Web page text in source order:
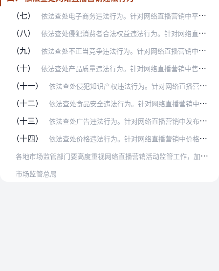
（七）
依法查处电子商务违法行为。针对网络直播营销中平台责任落实不到位等问题，依据《电子商务法》，重点查处擅自删除消费者评价、对平台内经营者侵害消费者合法权益行为未采取…
（八） 依法查处侵犯消费者合法权益违法行为。针对网络直播营销中售后服务保障不力等问题，依据《消费者权益保护法》，重点查处对消费者依法提出的修理、重作、更换、退货、补足商…
（九） 依法查处不正当竞争违法行为。针对网络直播营销中虚构交易或评价、网络直播者欺骗和误导消费者等不正当竞争问题，依据《反不正当竞争法》，重点查处实施虚假或者引人误解的…
（十） 依法查处产品质量违法行为。针对网络直播营销中售卖假冒伪劣产品等问题，依据《产品质量法》，重点查处在产品中掺杂掺假、以假充真、以次充好、以不合格产品冒充合格产品、…
（十一） 依法查处侵犯知识产权违法行为。针对网络直播营销中售卖侵犯知识产权产品等问题，依据《商标法》、《专利法》，重点查处侵犯注册商标专用权、假冒专利等违法行为。
（十二） 依法查处食品安全违法行为。针对网络直播营销中的食品安全问题，依据《食品安全法》，重点查处无经营资质销售食品、销售不符合食品安全标准的食品、销售标注虚假生产日期或…
（十三） 依法查处广告违法行为。针对网络直播营销中发布虚假违法广告问题，依据《广告法》，重点查处发布虚假广告、发布违背社会良好风尚的违法广告和违规广告代言等违法行为。
（十四） 依法查处价格违法行为。针对网络直播营销中价格违法问题，依据《价格法》，重点查处哄抬价格、利用虚假的或者使人误解的价格手段诱骗消费者进行交易等违法行为。
各
地市场监管部门要高度重视网络直播营销活动监管工作，加强组织领导，充分发挥综合执法优势，切实提升网络直播营销活动监管效能和水平。要加强与网信、公安、广电等部门的…
市场监管总局